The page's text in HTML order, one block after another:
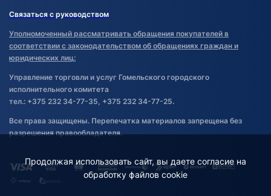
Связаться с руководством
Уполномоченный рассматривать обращения покупателей в
соответствии с законодательством об обращениях граждан и
юридических лиц:
Управление торговли и услуг Гомельского городского
исполнительного комитета
тел.: +375 232 34-77-35, +375 232 34-77-25.
Все права защищены. Перепечатка материалов запрещена без
разрешения правообладателя.
Продолжая использовать сайт, вы даете согласие на
обработку файлов cookie